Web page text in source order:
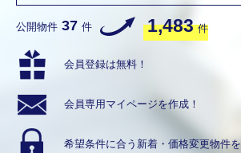
公開物件 37 件 1,483 件
会員登録は無料！
会員専用 マイページを作成！
希望条件に合う 新着・価格変更物件を